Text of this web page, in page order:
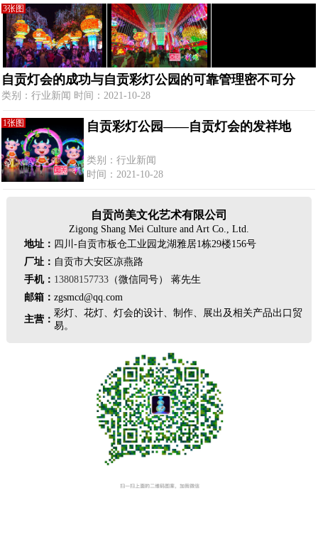
3张图
自贡灯会的成功与自贡彩灯公园的可靠管理密不可分
类别：行业新闻 时间：2021-10-28
1张图 自贡彩灯公园——自贡灯会的发祥地
类别：行业新闻
时间：2021-10-28
自贡尚美文化艺术有限公司
Zigong Shang Mei Culture and Art Co., Ltd.
地址： 四川-自贡市板仓工业园龙湖雅居1栋29楼156号
厂址： 自贡市大安区凉燕路
手机： 13808157733（微信同号） 蒋先生
邮箱： zgsmcd@qq.com
主营：
彩灯、花灯、灯会的设计、制作、展出及相关产品出口贸
易。